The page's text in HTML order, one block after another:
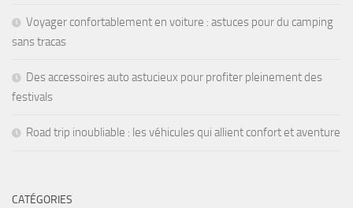
Voyager confortablement en voiture : astuces pour du camping
sans tracas
Des accessoires auto astucieux pour profiter pleinement des
festivals
Road trip inoubliable : les véhicules qui allient confort et aventure
CATÉGORIES